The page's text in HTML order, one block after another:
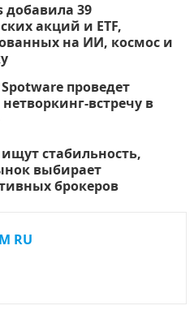
добавила 39
акций и ETF,
на ИИ, космос и
проведет
встречу в
стабильность,
выбирает
брокеров
RU